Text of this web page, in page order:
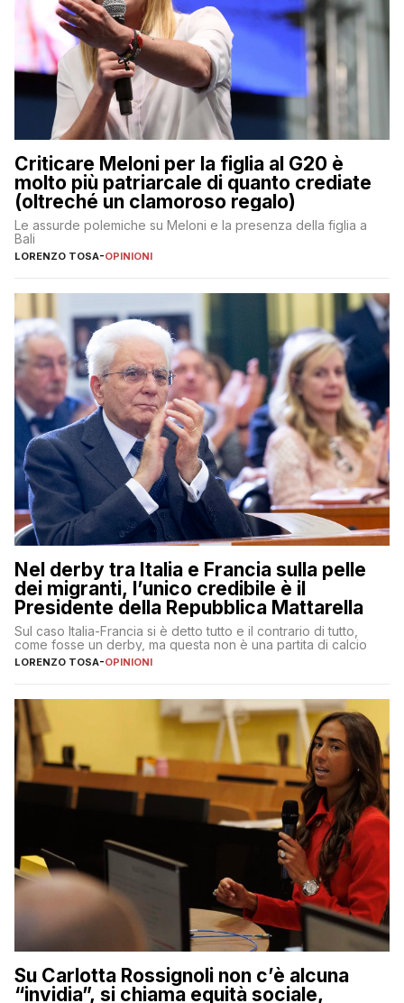
Criticare Meloni per la figlia al G20 è
molto più patriarcale di quanto crediate
(oltreché un clamoroso regalo)
Le assurde polemiche su Meloni e la presenza della figlia a
Bali
LORENZO TOSA-OPINIONI
Nel derby tra Italia e Francia sulla pelle
dei migranti, l’unico credibile è il
Presidente della Repubblica Mattarella
Sul caso Italia-Francia si è detto tutto e il contrario di tutto,
come fosse un derby, ma questa non è una partita di calcio
LORENZO TOSA-OPINIONI
Su Carlotta Rossignoli non c’è alcuna
“invidia”, si chiama equità sociale,